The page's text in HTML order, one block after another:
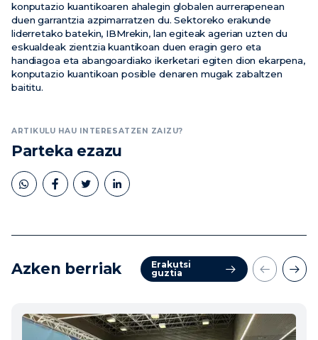
konputazio kuantikoaren ahalegin globalen aurrerapenean
duen garrantzia azpimarratzen du. Sektoreko erakunde
liderretako batekin, IBMrekin, lan egiteak agerian uzten du
eskualdeak zientzia kuantikoan duen eragin gero eta
handiagoa eta abangoardiako ikerketari egiten dion ekarpena,
konputazio kuantikoan posible denaren mugak zabaltzen
baititu.
ARTIKULU HAU INTERESATZEN ZAIZU?
Parteka ezazu
Azken berriak
Erakutsi
guztia